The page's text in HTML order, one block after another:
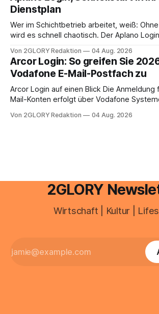
aus – sobald jedoch mehrere Einkunftsarten
zusammentreffen oder größere finanzielle
anstehen, zahlt sich professionelle
Dienstplan
Wer im Schichtbetrieb arbeitet, weiß:
wird es schnell chaotisch. Der Aplano
abwesenheiten und die gesamte
Ihr personal digital zu organisieren. In
erfahren Sie alles, was Sie für einen
brauchen, von der Registrierung
Von 2GLORY Redaktion 04 Aug. 2026
Arcor Login: So greifen Sie
Vodafone E-Mail-Postfach zu
Arcor Login auf einen Blick Die Anmeldung für alte Arcor-E-
Mail-Konten erfolgt über Vodafone
besitzt, loggt sich heute über das
Von 2GLORY Redaktion 04 Aug. 2026
2GLORY
Wirtschaft | Kultur |